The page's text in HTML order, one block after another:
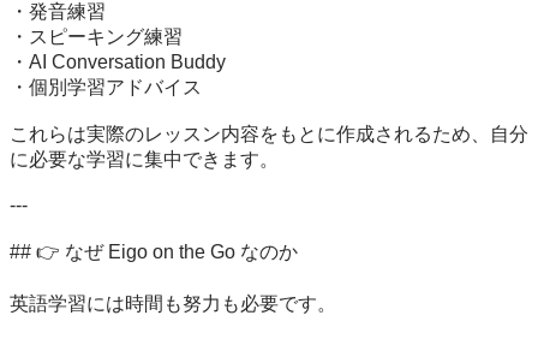
・発音練習
・スピーキング練習
・AI Conversation Buddy
・個別学習アドバイス
これらは実際のレッスン内容をもとに作成されるため、自分
に必要な学習に集中できます。
---
## 👉 なぜ Eigo on the Go なのか
英語学習には時間も努力も必要です。